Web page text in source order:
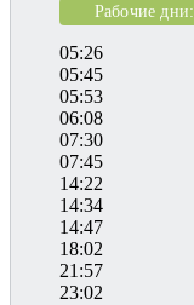
Рабочие дни:
05:26
05:45
05:53
06:08
07:30
07:45
14:22
14:34
14:47
18:02
21:57
23:02